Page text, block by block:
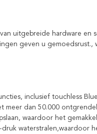
uitgebreide hardware
geven u
inclusief touchless
meer dan 50.000
waardoor het
waterstralen,waardoor